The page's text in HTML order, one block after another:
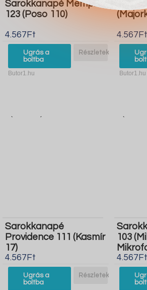
Sarokkanapé Memphis
123 (Poso 110)
4.567Ft
Ugrás a
boltba
Részletek
Butor1.hu
Puha
4.567Ft
Butor1.hu
Sarokkanapé
Providence 111 (Kasmír
17)
4.567Ft
Ugrás a
boltba
Részletek
103
4.567Ft